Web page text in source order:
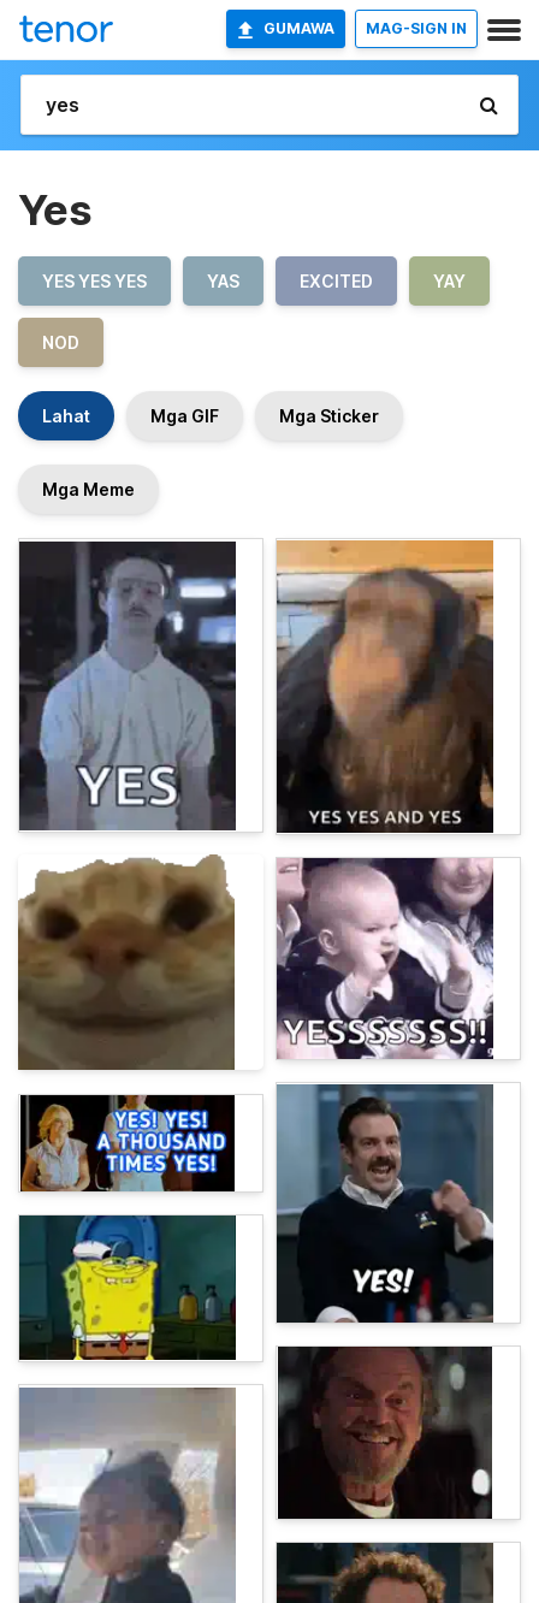
GUMAWA MAG-SIGN IN
Yes
YES YES YES YAS EXCITED YAY
NOD
Lahat Mga GIF Mga Sticker
Mga Meme